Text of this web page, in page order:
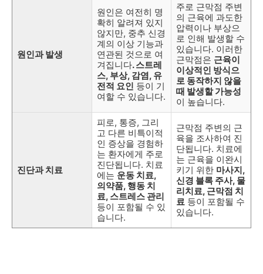
원인과 발생
원인은 여전히 명
확히 알려져 있지
않지만, 중추 신경
계의 이상 기능과
연관된 것으로 여
겨집니다. 스트레
스, 부상, 감염, 유
전적 요인 등이 기
여할 수 있습니다.
주로 근막점 주변
의 근육에 과도한
압력이나 부상으
로 인해 발생할 수
있습니다. 이러한
근막점은 근육이
이상적인 방식으
로 동작하지 않을
때 발생할 가능성
이 높습니다.
진단과 치료
피로, 통증, 그리
고 다른 비특이적
인 증상을 경험하
는 환자에게 주로
진단됩니다. 치료
에는 운동 치료,
의약품, 행동 치
료, 스트레스 관리
등이 포함될 수 있
습니다.
근막점 주변의 근
육을 조사하여 진
단됩니다. 치료에
는 근육을 이완시
키기 위한 마사지,
신경 블록 주사, 물
리치료, 근막점 치
료 등이 포함될 수
있습니다.